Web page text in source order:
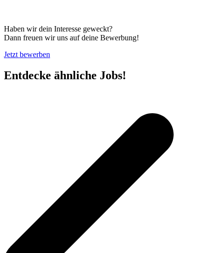
Haben wir dein Interesse geweckt?
Dann freuen wir uns auf deine Bewerbung!
Jetzt bewerben
Entdecke ähnliche Jobs!